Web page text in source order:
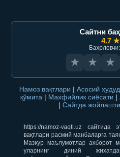
Сайтни
4.7 ★
★ ★ ★
Намоз вақтлари | Асосий
қўмита | Махфийлик сиёсати |
| Сайтда
https://namoz-vaqti.uz сайтида
вақтлари расмий манбаларга
Мазкур маълумотлар ахборот
уларнинг диний